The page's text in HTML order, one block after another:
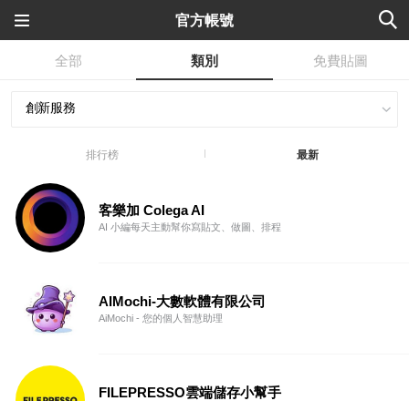
官方帳號
全部 類別 免費貼圖
排行榜 最新
客樂加 Colega AI
AI 小編每天主動幫你寫貼文、做圖、排程
AIMochi-大數軟體有限公司
AiMochi - 您的個人智慧助理
FILEPRESSO雲端儲存小幫手